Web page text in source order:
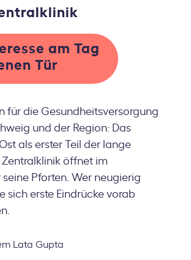
am Tag
Tür
für die Gesundheitsversorgung
und der Region: Das
als erster Teil der lange
öffnet im
Pforten. Wer neugierig
sich erste Eindrücke vorab
Lata Gupta